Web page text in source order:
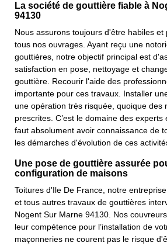
La société de gouttière fiable à
94130
Nous assurons toujours d'être habiles et
tous nos ouvrages. Ayant reçu une
gouttières, notre objectif principal est
satisfaction en pose, nettoyage et
gouttière. Recourir l'aide des
importante pour ces travaux. Installer
une opération très risquée, quoique des
prescrites. C’est le domaine des
faut absolument avoir connaissance de
les démarches d'évolution de ces
Une pose de gouttière assurée
configuration de maisons
Toitures d'Ile De France, notre
et tous autres travaux de gouttières
Nogent Sur Marne 94130. Nos
leur compétence pour l’installation de
maçonneries ne courent pas le risque